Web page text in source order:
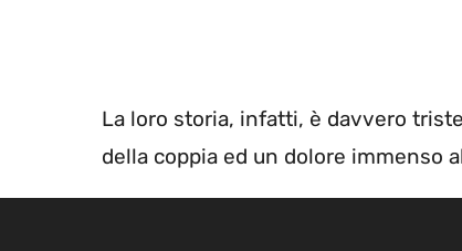
La loro storia, infatti, è davvero
della coppia ed un dolore immenso